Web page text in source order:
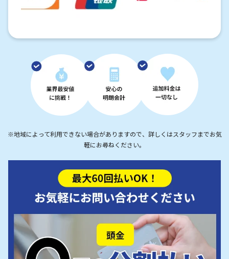
※地域によって利用できない場合がありますので、詳しくはスタッフまでお気
軽にお尋ねください。